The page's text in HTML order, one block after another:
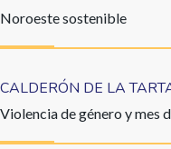
Noroeste sostenible
CALDERÓN DE LA
Violencia de género y mes